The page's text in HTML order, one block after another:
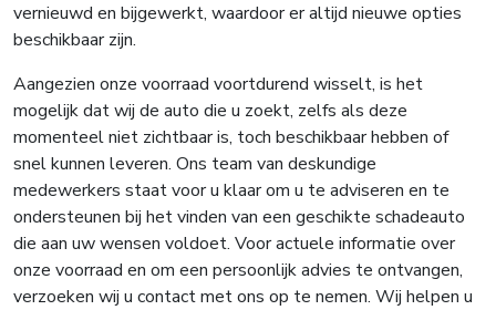
vernieuwd en bijgewerkt, waardoor er altijd nieuwe opties
beschikbaar zijn.
Aangezien onze voorraad voortdurend wisselt, is het
mogelijk dat wij de auto die u zoekt, zelfs als deze
momenteel niet zichtbaar is, toch beschikbaar hebben of
snel kunnen leveren. Ons team van deskundige
medewerkers staat voor u klaar om u te adviseren en te
ondersteunen bij het vinden van een geschikte schadeauto
die aan uw wensen voldoet. Voor actuele informatie over
onze voorraad en om een persoonlijk advies te ontvangen,
verzoeken wij u contact met ons op te nemen. Wij helpen u